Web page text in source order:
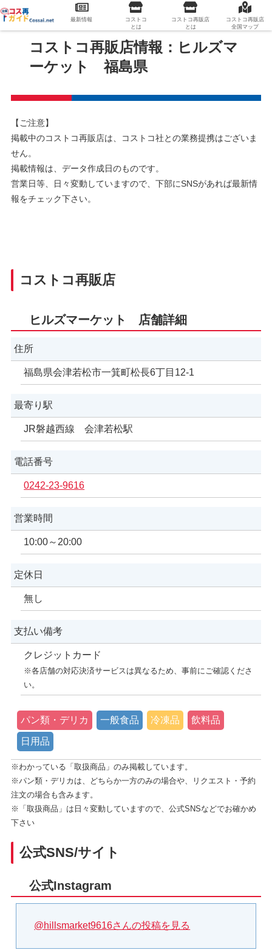
コストコ再販店情報：ヒルズマ
ーケット 福島県
【ご注意】
掲載中のコストコ再販店は、コストコ社との業務提携はございま
せん。
掲載情報は、データ作成日のものです。
営業日等、日々変動していますので、下部にSNSがあれば最新情
報をチェック下さい。
コストコ再販店
ヒルズマーケット 店舗詳細
住所
福島県会津若松市一箕町松長6丁目12-1
最寄り駅
JR磐越西線 会津若松駅
電話番号
0242-23-9616
営業時間
10:00～20:00
定休日
無し
支払い備考
クレジットカード
※各店舗の対応決済サービスは異なるため、事前にご確認くださ
い。
パン類・デリカ 一般食品 冷凍品 飲料品
日用品
※わかっている「取扱商品」のみ掲載しています。
※パン類・デリカは、どちらか一方のみの場合や、リクエスト・予約
注文の場合も含みます。
※「取扱商品」は日々変動していますので、公式SNSなどでお確かめ
下さい
公式SNS/サイト
公式Instagram
@hillsmarket9616さんの投稿を見る
最新情報
コストコ
とは
コストコ再販店
とは
コストコ再販店
全国マップ